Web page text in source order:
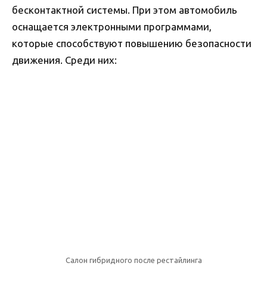
бесконтактной системы. При этом автомобиль
оснащается электронными программами,
которые способствуют повышению безопасности
движения. Среди них:
Салон гибридного после рестайлинга